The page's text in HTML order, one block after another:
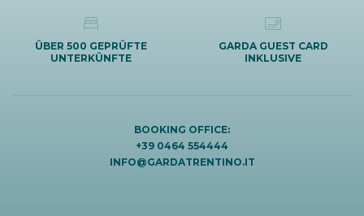
ÜBER 500 GEPRÜFTE
UNTERKÜNFTE
GARDA GUEST CARD
INKLUSIVE
BOOKING OFFICE:
+39 0464 554444
INFO@GARDATRENTINO.IT